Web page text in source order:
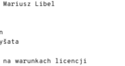
Mariusz Libel
na warunkach licencji